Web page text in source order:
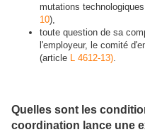
mutations
10),
toute question de sa
l'employeur, le comité
(article L 4612-13)
Quelles sont les
coordination lance une